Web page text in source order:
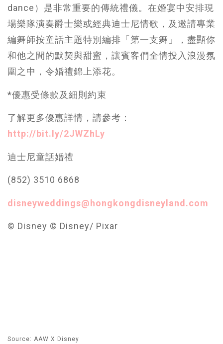
dance）是非常重要的傳統禮儀。在婚宴中安排現
場樂隊演奏爵士樂或經典迪士尼情歌，及邀請專業
編舞師按童話主題特別編排「第一支舞」，盡顯你
和他之間的默契與甜蜜，讓賓客們全情投入浪漫氛
圍之中，令婚禮錦上添花。
*優惠受條款及細則約束
了解更多優惠詳情，請參考：
http://bit.ly/2JWZhLy
迪士尼童話婚禮
(852) 3510 6868
disneyweddings@hongkongdisneyland.com
© Disney © Disney/ Pixar
Source: AAW X Disney